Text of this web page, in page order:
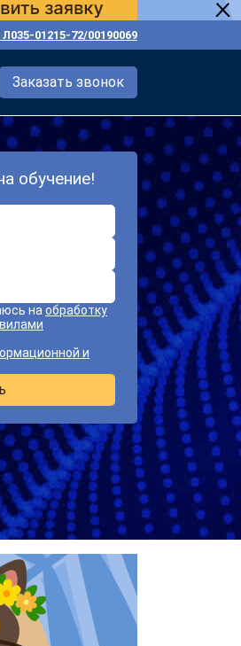
01215-72/00190069
Заказать звонок
обучение!
на обработку
и